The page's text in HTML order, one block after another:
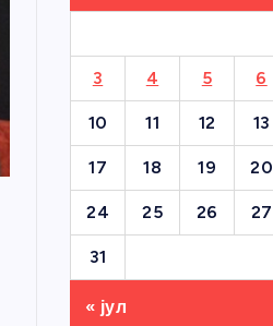
3 4 5 6
10 11 12 13
17 18 19 20
24 25 26 27
31
« јул